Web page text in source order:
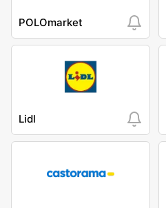
POLOmarket
Lidl